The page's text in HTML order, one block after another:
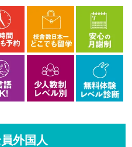
外国人